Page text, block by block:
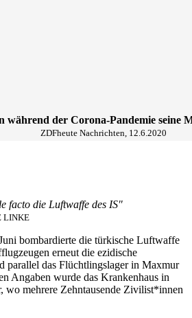
während der Corona-Pandemie seine
ZDFheute Nachrichten, 12.6.2020
facto die Luftwaffe des IS"
LINKE
bombardierte die türkische Luftwaffe
erneut die ezidische
parallel das Flüchtlingslager in Maxmur
Angaben wurde das Krankenhaus in
wo mehrere Zehntausende Zivilist*innen